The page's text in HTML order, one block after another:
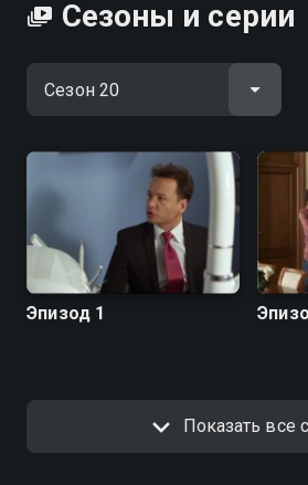
Сезоны и серии
Эпизод 1
Показать все